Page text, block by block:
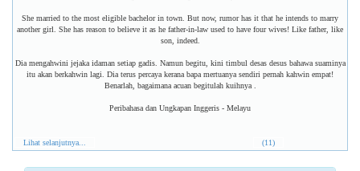
She married to the most eligible bachelor in town. But now, rumor has it that he intends to marry
another girl. She has reason to believe it as he father-in-law used to have four wives! Like father, like
son, indeed.
Dia mengahwini jejaka idaman setiap gadis. Namun begitu, kini timbul desas desus bahawa suaminya
itu akan berkahwin lagi. Dia terus percaya kerana bapa mertuanya sendiri pernah kahwin empat!
Benarlah, bagaimana acuan begitulah kuihnya .
Peribahasa dan Ungkapan Inggeris - Melayu
Lihat selanjutnya... (11)